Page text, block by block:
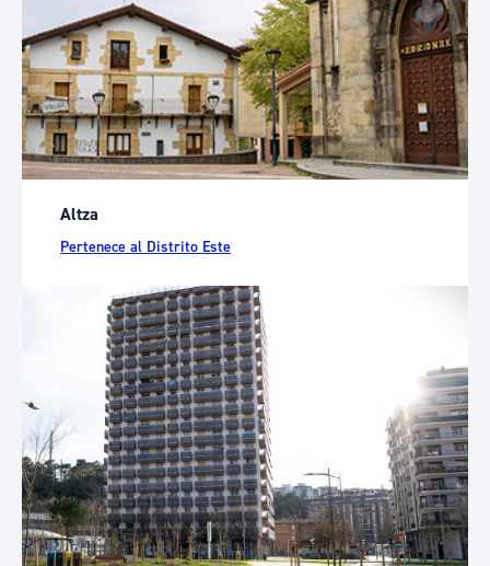
Altza
Pertenece al Distrito Este